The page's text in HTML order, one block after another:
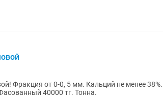
Фракция от 0-0, 5 мм. Кальций не менее
40000 тг. Тонна.